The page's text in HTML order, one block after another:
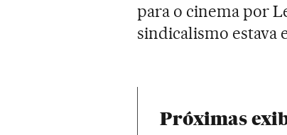
para o cinema por
sindicalismo estava
Próximas